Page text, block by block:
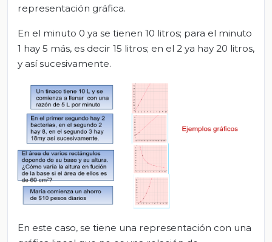
representación gráfica.
En el minuto 0 ya se tienen 10 litros; para el minuto
1 hay 5 más, es decir 15 litros; en el 2 ya hay 20 litros,
y así sucesivamente.
En este caso, se tiene una representación con una